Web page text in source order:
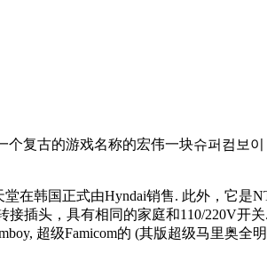
复古的游戏名称的宏伟一块슈퍼컴보
在韩国正式由Hyndai销售. 此外，它
插头，具有相同的家庭和110/220V开
超级Famicom的 (其版超级马里奥全